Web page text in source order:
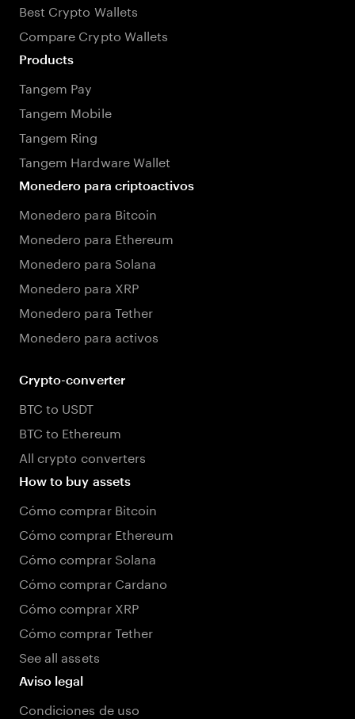
Best Crypto Wallets
Compare Crypto Wallets
Products
Tangem Pay
Tangem Mobile
Tangem Ring
Tangem Hardware Wallet
Monedero para criptoactivos
Monedero para Bitcoin
Monedero para Ethereum
Monedero para Solana
Monedero para XRP
Monedero para Tether
Monedero para activos
Crypto-converter
BTC to USDT
BTC to Ethereum
All crypto converters
How to buy assets
Cómo comprar Bitcoin
Cómo comprar Ethereum
Cómo comprar Solana
Cómo comprar Cardano
Cómo comprar XRP
Cómo comprar Tether
See all assets
Aviso legal
Condiciones de uso